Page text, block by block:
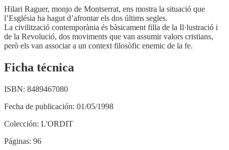
Hilari Raguer, monjo de Montserrat, ens mostra la situació que
l’Església ha hagut d’afrontar els dos últims segles.
La civilització contemporània és bàsicament filla de la Il·lustració i
de la Revolució, dos moviments que van assumir valors cristians,
però els van associar a un context filosòfic enemic de la fe.
Ficha técnica
ISBN: 8489467080
Fecha de publicación: 01/05/1998
Colección: L'ORDIT
Páginas: 96